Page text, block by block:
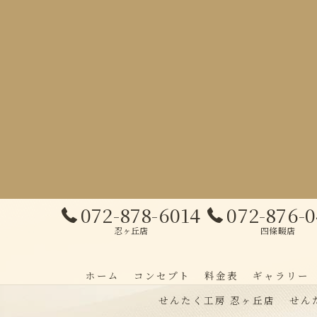
072-878-6014
忍ヶ丘店
072-876-
四條畷店
ホーム コンセプト 料金表
ギャラリー
せんたく工房 忍ヶ丘店
せん